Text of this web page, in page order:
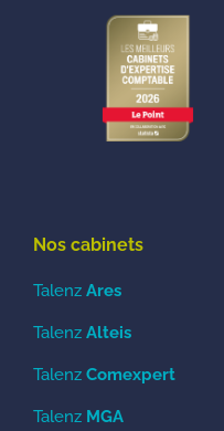
Nos cabinets
Talenz Ares
Talenz Alteis
Talenz Comexpert
Talenz MGA